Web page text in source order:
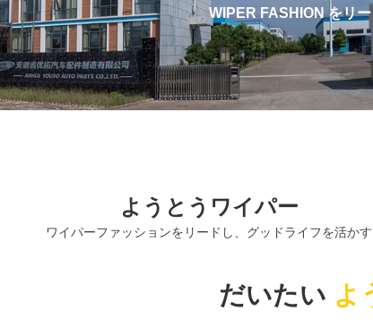
WIPER FASHION をリ
ようとうワイパー
ワイパーファッションをリードし、グッドライフを活かす
だいたい よ